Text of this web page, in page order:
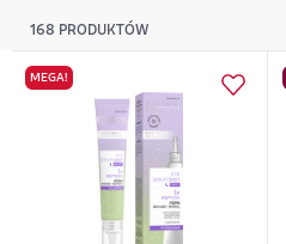
168 PRODUKTÓW
MEGA!